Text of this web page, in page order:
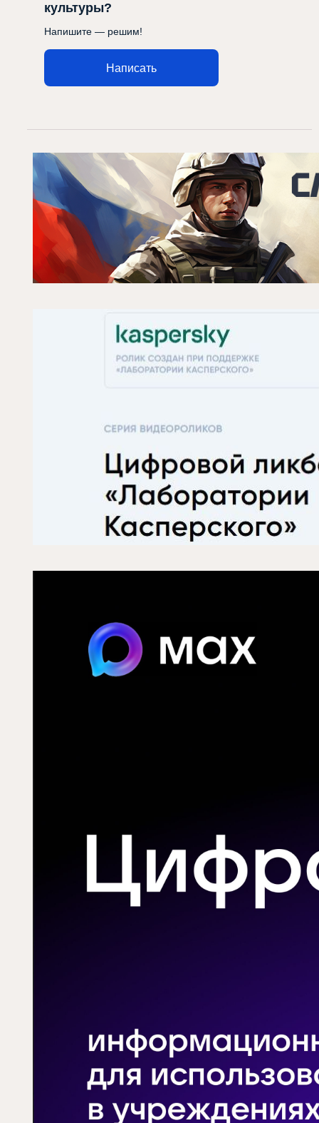
культуры?
Напишите — решим!
Написать